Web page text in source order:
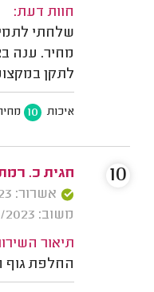
חוות דעת:
שלחתי
מחיר. ענה
לתקן
איכות 10
חגית כ.
אשרור: 12/07/2023
משוב: 17/01/2023
תיאור
החלפת גוף
10